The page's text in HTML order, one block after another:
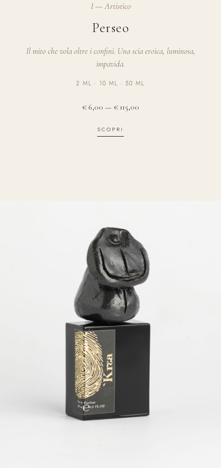
I — Artistico
Perseo
Il mito che vola oltre i confini. Una scia eroica, luminosa,
impavida.
2 ML · 10 ML · 50 ML
€ 6,00 — € 115,00
SCOPRI